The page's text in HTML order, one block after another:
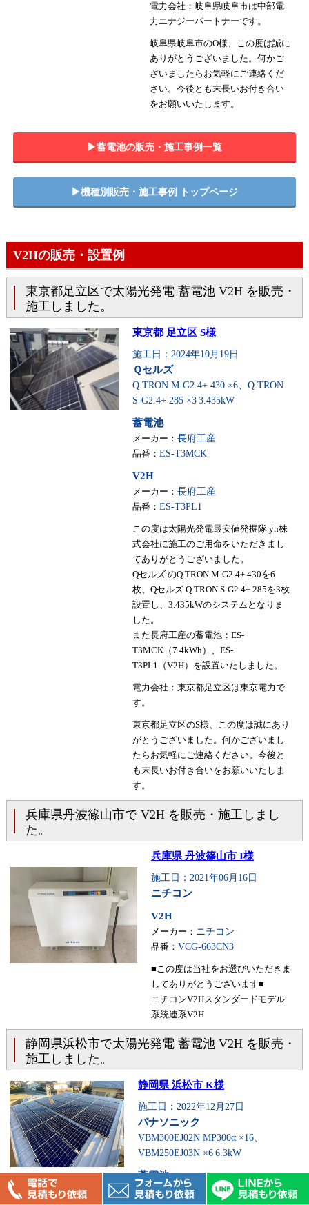
電力会社：岐阜県岐阜市は中部電
力エナジーパートナーです。
岐阜県岐阜市のO様、この度は誠に
ありがとうございました。何かご
ざいましたらお気軽にご連絡くだ
さい。今後とも末長いお付き合い
をお願いいたします。
▶︎蓄電池の販売・施工事例一覧
▶︎機種別販売・施工事例 トップページ
V2Hの販売・設置例
東京都足立区で太陽光発電 蓄電池 V2H を販売・
施工しました。
東京都 足立区 S様
施工日：2024年10月19日
Ｑセルズ
Q.TRON M-G2.4+ 430 ×6、Q.TRON
S-G2.4+ 285 ×3 3.435kW
蓄電池
メーカー： 長府工産
品番： ES-T3MCK
V2H
メーカー： 長府工産
品番： ES-T3PL1
この度は太陽光発電最安値発掘隊 yh株
式会社に施工のご用命をいただきまし
てありがとうございました。
Qセルズ のQ.TRON M-G2.4+ 430を6
枚、Qセルズ Q.TRON S-G2.4+ 285を3枚
設置し、3.435kWのシステムとなりま
した。
また長府工産の蓄電池：ES-
T3MCK（7.4kWh）、ES-
T3PL1（V2H）を設置いたしました。
電力会社：東京都足立区は東京電力で
す。
東京都足立区のS様、この度は誠にあり
がとうございました。何かございまし
たらお気軽にご連絡ください。今後と
も末長いお付き合いをお願いいたしま
す。
兵庫県丹波篠山市で V2H を販売・施工しまし
た。
兵庫県 丹波篠山市 I様
施工日：2021年06月16日
ニチコン
V2H
メーカー： ニチコン
品番： VCG-663CN3
■この度は当社をお選びいただきま
してありがとうございます■
ニチコンV2Hスタンダードモデル
系統連系V2H
静岡県浜松市で太陽光発電 蓄電池 V2H を販売・
施工しました。
静岡県 浜松市 K様
施工日：2022年12月27日
パナソニック
VBM300EJ02N MP300α ×16、
VBM250EJ03N ×6 6.3kW
蓄電池
メーカー：ニチコン